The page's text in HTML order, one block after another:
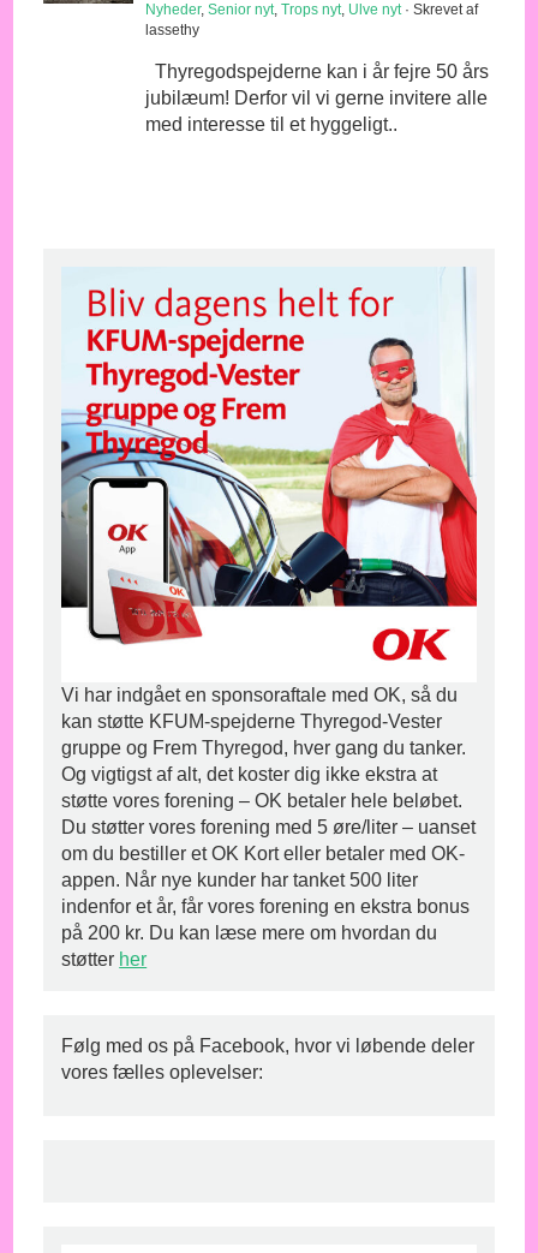
Nyheder,Senior nyt,Trops nyt, Ulve nyt· Skrevet af
lassethy
Thyregodspejderne kan i år fejre 50 års
jubilæum! Derfor vil vi gerne invitere alle
med interesse til et hyggeligt..
Vi har indgået en sponsoraftale med OK, så du
kan støtte KFUM-spejderne Thyregod-Vester
gruppe og Frem Thyregod, hver gang du tanker.
Og vigtigst af alt, det koster dig ikke ekstra at
støtte vores forening – OK betaler hele beløbet.
Du støtter vores forening med 5 øre/liter – uanset
om du bestiller et OK Kort eller betaler med OK-
appen. Når nye kunder har tanket 500 liter
indenfor et år, får vores forening en ekstra bonus
på 200 kr. Du kan læse mere om hvordan du
støtter her
Følg med os på Facebook, hvor vi løbende deler
vores fælles oplevelser: